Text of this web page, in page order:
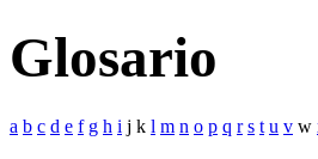
Glosario
a b c d e f g h i j k l m n o p q r s t u v w